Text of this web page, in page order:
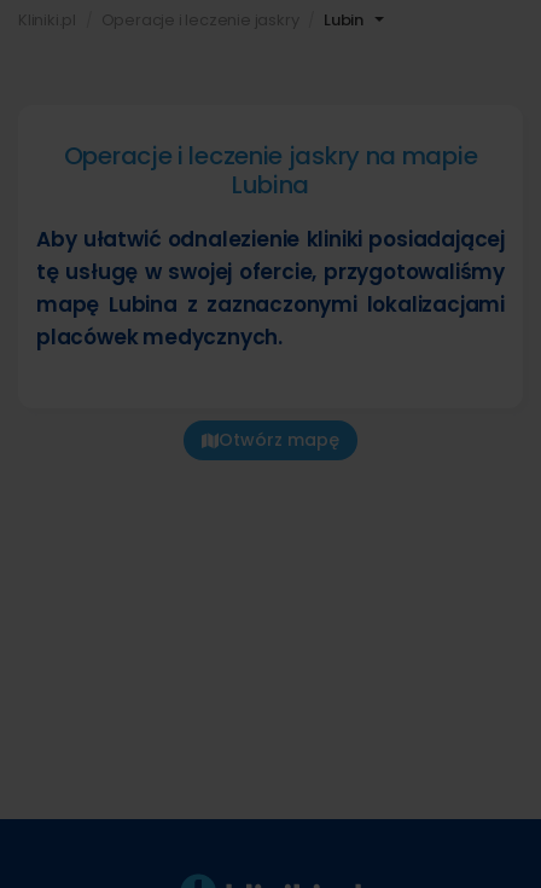
Lubin
Operacje i leczenie jaskry na mapie
Lubina
Aby ułatwić odnalezienie kliniki posiadającej
tę usługę w swojej ofercie, przygotowaliśmy
mapę Lubina z zaznaczonymi lokalizacjami
placówek medycznych.
Otwórz mapę